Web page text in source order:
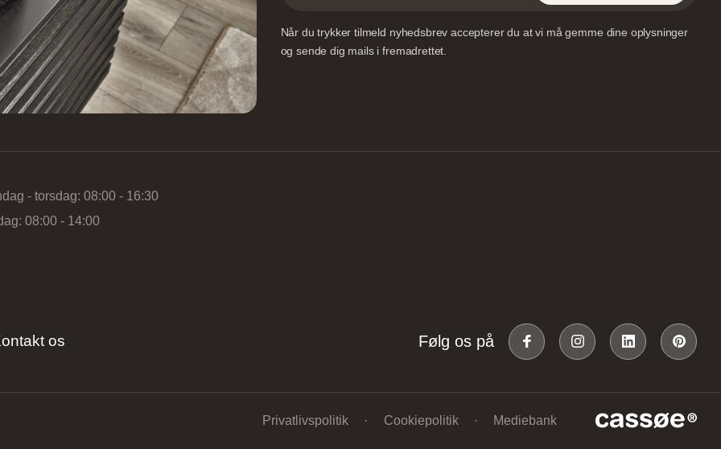
Når du trykker tilmeld nyhedsbrev accepterer du at vi må gemme dine oplysninger
og sende dig mails i fremadrettet.
- torsdag: 08:00 - 16:30
08:00 - 14:00
os Følg os på
Privatlivspolitik Cookiepolitik Mediebank
5B, 7100
Danmark
Gl. Køge Landevej 135,
2500 Valby, Danmark
Grundtvigs Alle 198, 6400